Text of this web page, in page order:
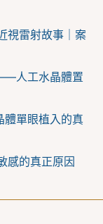
視雷射故事｜案
人工水晶體置
體單眼植入的真
感的真正原因